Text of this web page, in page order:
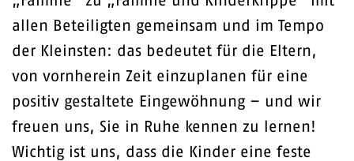
allen Beteiligten gemeinsam und im Tempo
der Kleinsten: das bedeutet für die Eltern,
von vornherein Zeit einzuplanen für eine
positiv gestaltete Eingewöhnung – und wir
freuen uns, Sie in Ruhe kennen zu lernen!
Wichtig ist uns, dass die Kinder eine feste